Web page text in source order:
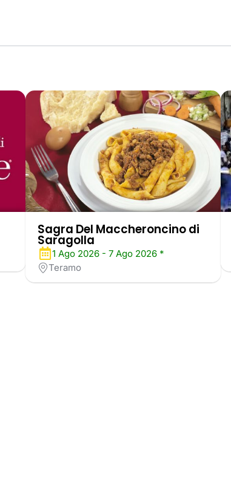
Sagra Del Maccheroncino di
Saragolla
1 Ago 2026 - 7 Ago 2026 *
Teramo